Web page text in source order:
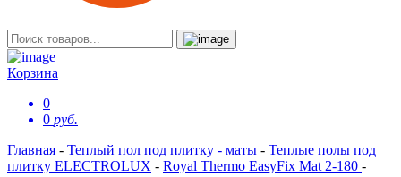
Корзина
0
0 руб.
Главная - Теплый пол под плитку - маты - Теплые полы под
плитку ELECTROLUX - Royal Thermo EasyFix Mat 2-180 -